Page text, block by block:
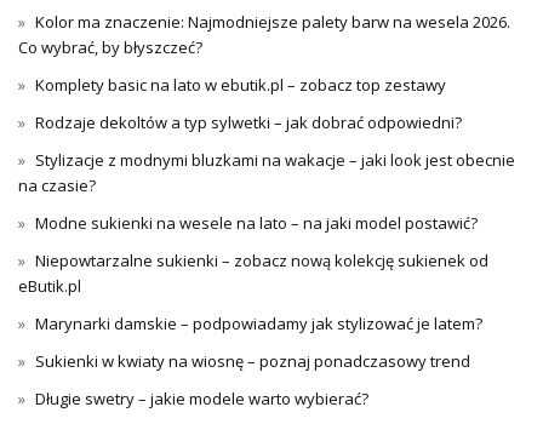
Kolor ma znaczenie: Najmodniejsze palety barw na wesela 2026.
Co wybrać, by błyszczeć?
Komplety basic na lato w ebutik.pl – zobacz top zestawy
Rodzaje dekoltów a typ sylwetki – jak dobrać odpowiedni?
Stylizacje z modnymi bluzkami na wakacje – jaki look jest obecnie
na czasie?
Modne sukienki na wesele na lato – na jaki model postawić?
Niepowtarzalne sukienki – zobacz nową kolekcję sukienek od
eButik.pl
Marynarki damskie – podpowiadamy jak stylizować je latem?
Sukienki w kwiaty na wiosnę – poznaj ponadczasowy trend
Długie swetry – jakie modele warto wybierać?